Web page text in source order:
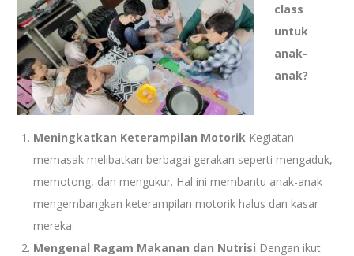
class
untuk
anak-
anak?
Meningkatkan Keterampilan Motorik Kegiatan
memasak melibatkan berbagai gerakan seperti mengaduk,
memotong, dan mengukur. Hal ini membantu anak-anak
mengembangkan keterampilan motorik halus dan kasar
mereka.
Mengenal Ragam Makanan dan Nutrisi Dengan ikut